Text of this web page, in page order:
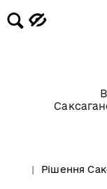
Рішення
Сесії у